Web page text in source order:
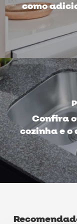
como
Confira
cozinha e